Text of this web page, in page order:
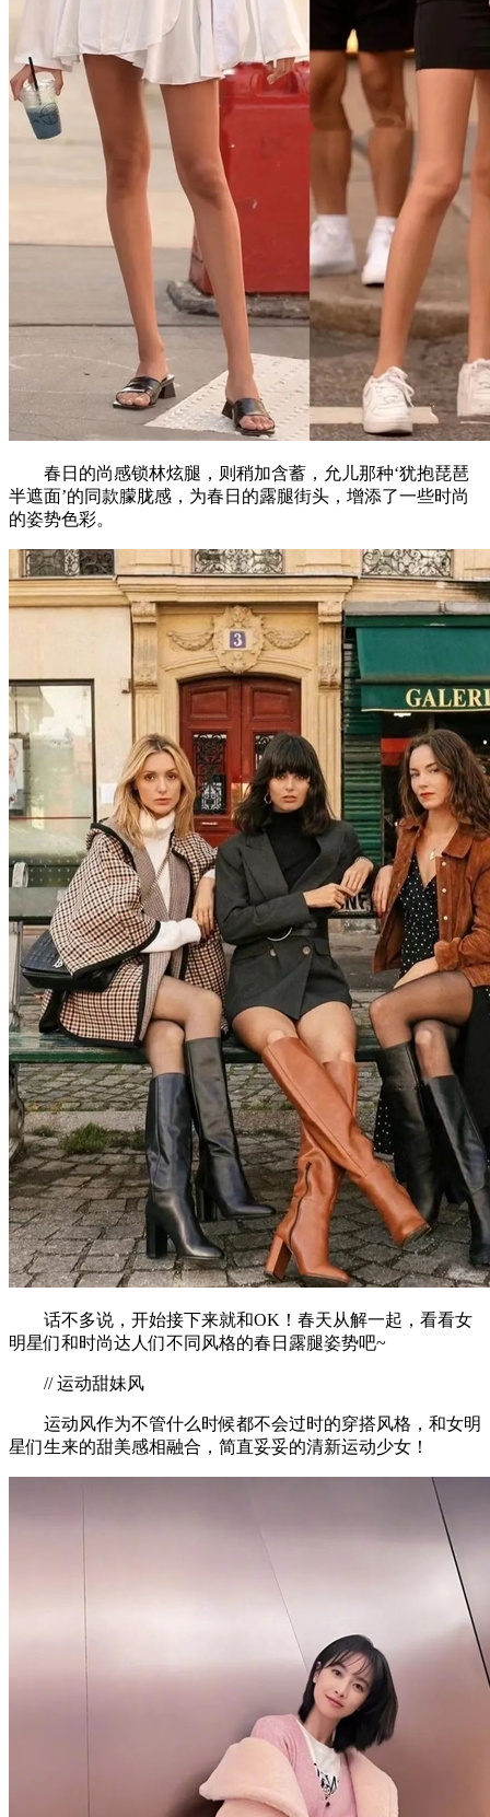
春日的尚感锁林炫腿，则稍加含蓄，允儿那种‘犹抱琵琶
半遮面’的同款朦胧感，为春日的露腿街头，增添了一些时尚
的姿势色彩。
话不多说，开始接下来就和OK！春天从解一起，看看女
明星们和时尚达人们不同风格的春日露腿姿势吧~
// 运动甜妹风
运动风作为不管什么时候都不会过时的穿搭风格，和女明
星们生来的甜美感相融合，简直妥妥的清新运动少女！